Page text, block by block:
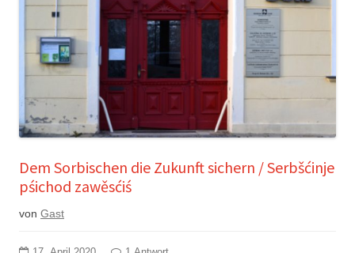
Dem Sorbischen die Zukunft sichern / Serbšćinje
pśichod zawěsćiś
von Gast